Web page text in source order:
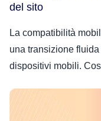
del sito
La compatibilità
una transizione
dispositivi mobili.